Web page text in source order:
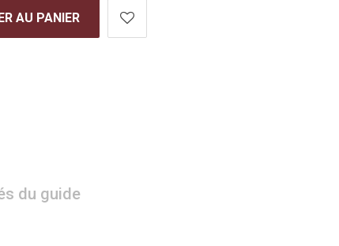
AU PANIER
du guide